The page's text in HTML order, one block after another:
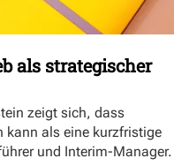
als strategischer
zeigt sich, dass
kann als eine kurzfristige
und Interim-Manager.